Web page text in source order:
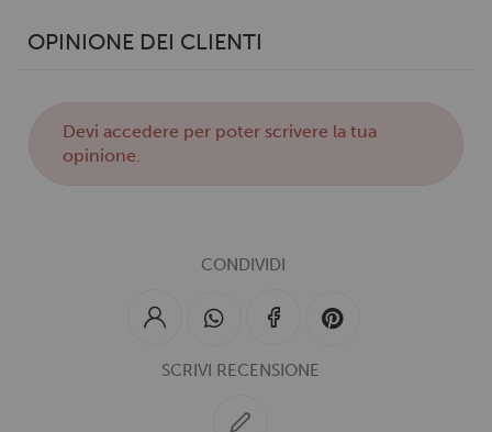
OPINIONE DEI CLIENTI
Deviaccedere per poter scrivere la tua
opinione.
CONDIVIDI
SCRIVI RECENSIONE